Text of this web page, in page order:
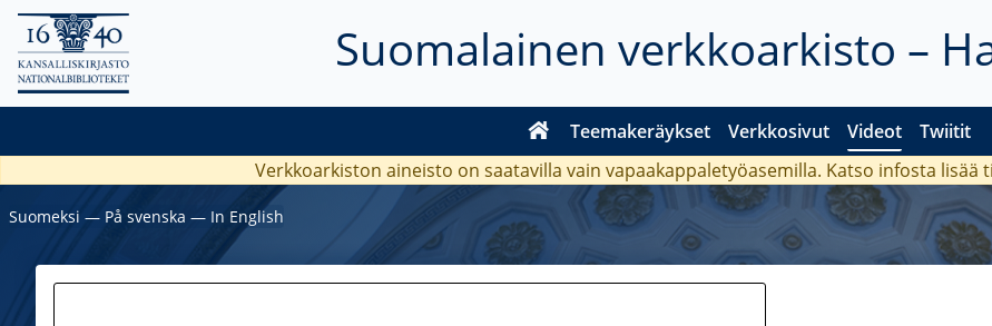
Suomalainen verkkoarkisto –
Teemakeräykset Verkkosivut Videot Twiitit
Verkkoarkiston aineisto on saatavilla vain vapaakappaletyöasemilla. Katso infosta lisää
Suomeksi ― På svenska ― In English